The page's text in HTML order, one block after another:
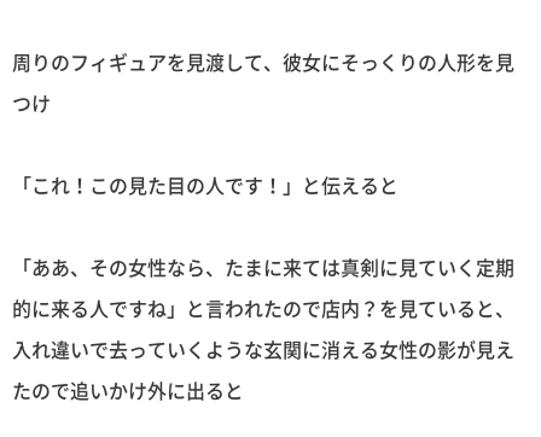
周りのフィギュアを見渡して、彼女にそっくりの人形を見
つけ
「これ！この見た目の人です！」と伝えると
「ああ、その女性なら、たまに来ては真剣に見ていく定期
的に来る人ですね」と言われたので店内？を見ていると、
入れ違いで去っていくような玄関に消える女性の影が見え
たので追いかけ外に出ると